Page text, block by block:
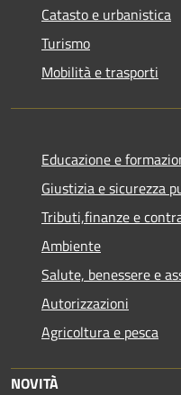
Catasto e urbanistica
Turismo
Mobilità e trasporti
Educazione e
Giustizia e sicurezza
Tributi,finanze e
Ambiente
Salute, benessere e
Autorizzazioni
Agricoltura e pesca
NOVITÀ